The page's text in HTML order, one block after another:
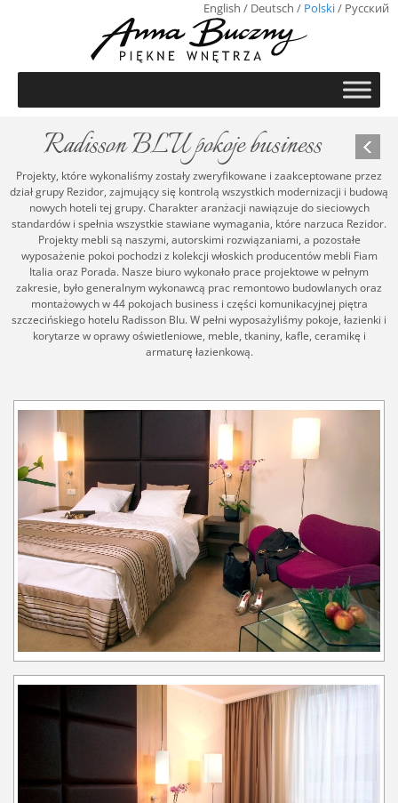
English / Deutsch / Polski/ Русский
Radisson BLU pokoje business
Projekty, które wykonaliśmy zostały zweryfikowane i zaakceptowane przez
dział grupy Rezidor, zajmujący się kontrolą wszystkich modernizacji i budową
nowych hoteli tej grupy. Charakter aranżacji nawiązuje do sieciowych
standardów i spełnia wszystkie stawiane wymagania, które narzuca Rezidor.
Projekty mebli są naszymi, autorskimi rozwiązaniami, a pozostałe
wyposażenie pokoi pochodzi z kolekcji włoskich producentów mebli Fiam
Italia oraz Porada. Nasze biuro wykonało prace projektowe w pełnym
zakresie, było generalnym wykonawcą prac remontowo budowlanych oraz
montażowych w 44 pokojach business i części komunikacyjnej piętra
szczecińskiego hotelu Radisson Blu. W pełni wyposażyliśmy pokoje, łazienki i
korytarze w oprawy oświetleniowe, meble, tkaniny, kafle, ceramikę i
armaturę łazienkową.